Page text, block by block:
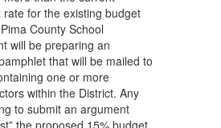
for the existing budget
County School
will be preparing an
that will be mailed to
one or more
within the District. Any
to submit an argument
the proposed 15% budget